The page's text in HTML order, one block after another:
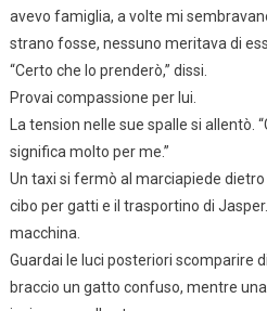
avevo famiglia, a volte mi
strano fosse, nessuno meritava di
“Certo che lo prenderò,” dissi.
Provai compassione per lui.
La tension nelle sue spalle si allentò.
significa molto per me.”
Un taxi si fermò al marciapiede
cibo per gatti e il trasportino di
macchina.
Guardai le luci posteriori scomparire
braccio un gatto confuso, mentre